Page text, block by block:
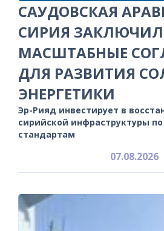
САУДОВСКАЯ
СИРИЯ
МАСШТАБНЫЕ
ДЛЯ РАЗВИТИЯ
ЭНЕРГЕТИКИ
Эр-Рияд инвестирует в
сирийской инфраструктуры
стандартам
07.08.2026